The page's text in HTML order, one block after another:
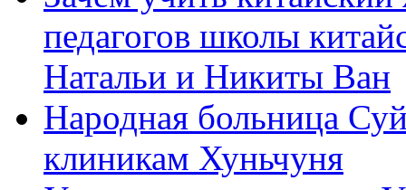
педагогов школы
Натальи и Никиты Ван
Народная больница
клиникам Хуньчуня